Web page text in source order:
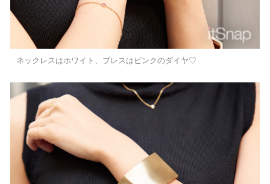
ネックレスはホワイト、ブレスはピンクのダイヤ♡